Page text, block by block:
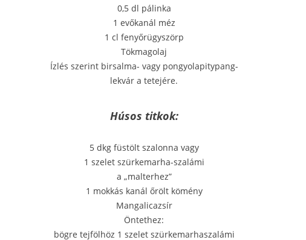
0,5 dl pálinka
1 evőkanál méz
1 cl fenyőrügyszörp
Tökmagolaj
Ízlés szerint birsalma- vagy pongyolapitypang-
lekvár a tetejére.
Húsos titkok:
5 dkg füstölt szalonna vagy
1 szelet szürkemarha-szalámi
a „malterhez”
1 mokkás kanál őrölt kömény
Mangalicazsír
Öntethez:
bögre tejfölhöz 1 szelet szürkemarhaszalámi